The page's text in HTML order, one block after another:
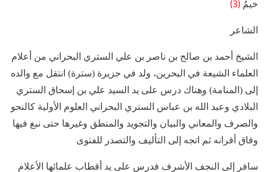
خيمُ
الشاعر
الشيخ أحمد بن صالح بن ناصر بن علي الستري البحراني من أعلام
العلماء الشيعة في البحرين، ولد في جزيرة (سترة) انتقل مع والده
إلى (المنامة) وهناك درس على يد السيد علي بن إسحاق الستري
البلادي وعبد الله بن عباس الستري البحراني العلوم الأولية كالنحو
والصرف والمعاني والبيان والتجويد والمنطق وغيرها حتى نبغ فيها
وفاق أقرانه ثم اتجه إلى التأليف والتصدر للفتوى
سافر إلى النجف الأشرف فدرس على يد أقطاب علمائها الأعلام